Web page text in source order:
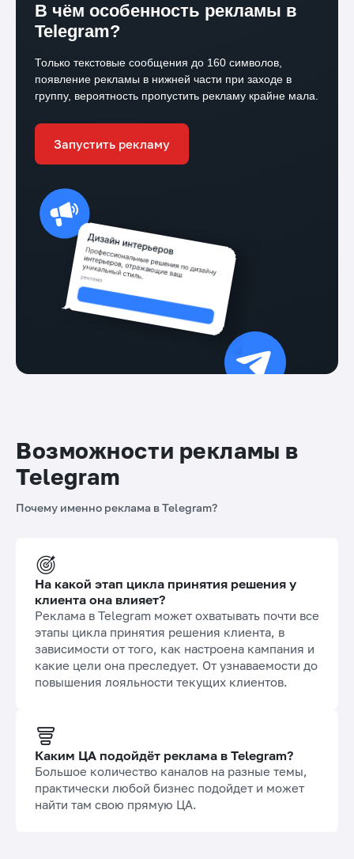
В чём особенность рекламы в
Telegram?
Только текстовые сообщения до 160 символов,
появление рекламы в нижней части при заходе в
группу, вероятность пропустить рекламу крайне мала.
Запустить рекламу
Возможности рекламы в
Telegram
Почему именно реклама в Telegram?
На какой этап цикла принятия решения у
клиента она влияет?
Реклама в Telegram может охватывать почти все
этапы цикла принятия решения клиента, в
зависимости от того, как настроена кампания и
какие цели она преследует. От узнаваемости до
повышения лояльности текущих клиентов.
Каким ЦА подойдёт реклама в Telegram?
Большое количество каналов на разные темы,
практически любой бизнес подойдет и может
найти там свою прямую ЦА.